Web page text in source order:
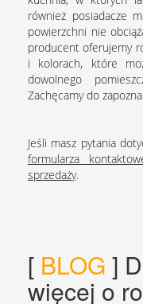
również posiadacze
powierzchni nie
producent oferujemy
i kolorach, które
dowolnego
Zachęcamy do
Jeśli masz pytania
formularza
sprzedaży.
​[ BLOG ]
więcej o